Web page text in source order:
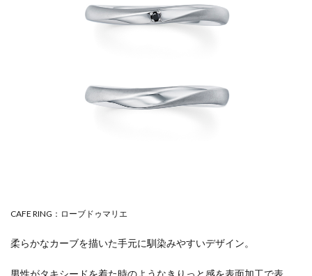
CAFE RING：ローブドゥマリエ
柔らかなカーブを描いた手元に馴染みやすいデザイン。